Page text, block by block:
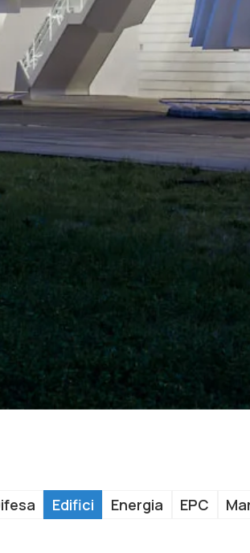
Edifici Energia EPC